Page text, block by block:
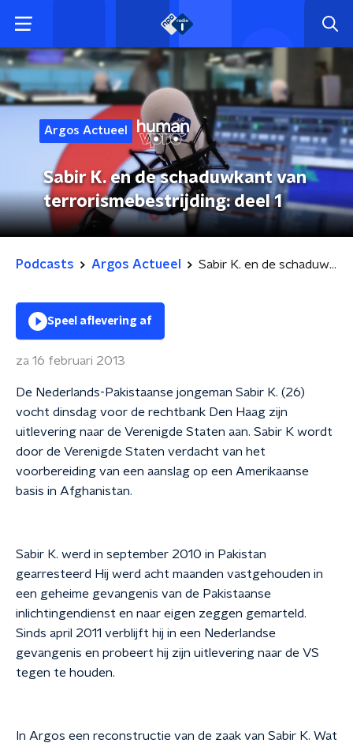
Argos Actueel
Sabir K. en de schaduwkant van
terrorismebestrijding: deel 1
Podcasts Argos Actueel Sabir K. en de schaduwkant van terrorismebestrijding: deel 1
Speel aflevering af
za 16 februari 2013
De Nederlands-Pakistaanse jongeman Sabir K. (26)
vocht dinsdag voor de rechtbank Den Haag zijn
uitlevering naar de Verenigde Staten aan. Sabir K wordt
door de Verenigde Staten verdacht van het
voorbereiding van een aanslag op een Amerikaanse
basis in Afghanistan.
Sabir K. werd in september 2010 in Pakistan
gearresteerd Hij werd acht maanden vastgehouden in
een geheime gevangenis van de Pakistaanse
inlichtingendienst en naar eigen zeggen gemarteld.
Sinds april 2011 verblijft hij in een Nederlandse
gevangenis en probeert hij zijn uitlevering naar de VS
tegen te houden.
In Argos een reconstructie van de zaak van Sabir K. Wat